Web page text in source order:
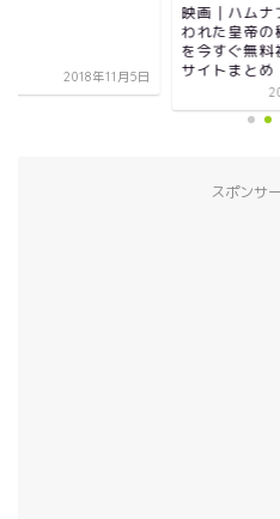
2018年11月5日
映画｜ハムナ
われた皇帝の
を今すぐ無料
サイトまとめ
スポンサ